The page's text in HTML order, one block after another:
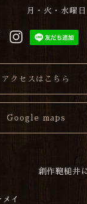
月・火・水曜日
アクセスはこちら
Google maps
創作鞄槌井
イ